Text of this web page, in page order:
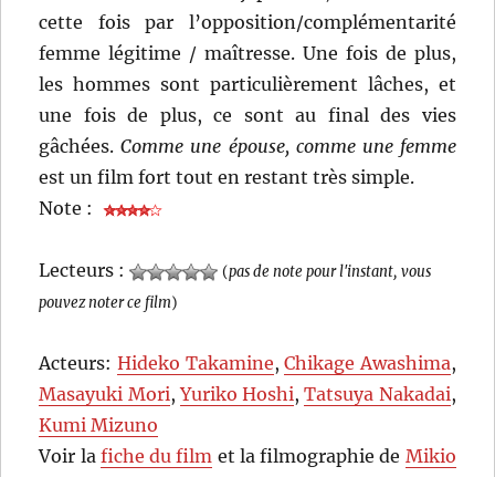
cette fois par l’opposition/complémentarité
femme légitime / maîtresse. Une fois de plus,
les hommes sont particulièrement lâches, et
une fois de plus, ce sont au final des vies
gâchées.Comme une épouse, comme une femme
est un film fort tout en restant très simple.
Note :
Lecteurs : (pas de note pour l'instant, vous
pouvez noter ce film)
Acteurs: Hideko Takamine,Chikage Awashima,
Masayuki Mori,Yuriko Hoshi,Tatsuya Nakadai,
Kumi Mizuno
Voir la fiche du film et la filmographie de Mikio